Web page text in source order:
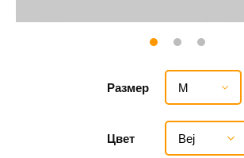
Размер M
Цвет Bej